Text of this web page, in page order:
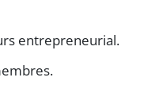
entrepreneurial.